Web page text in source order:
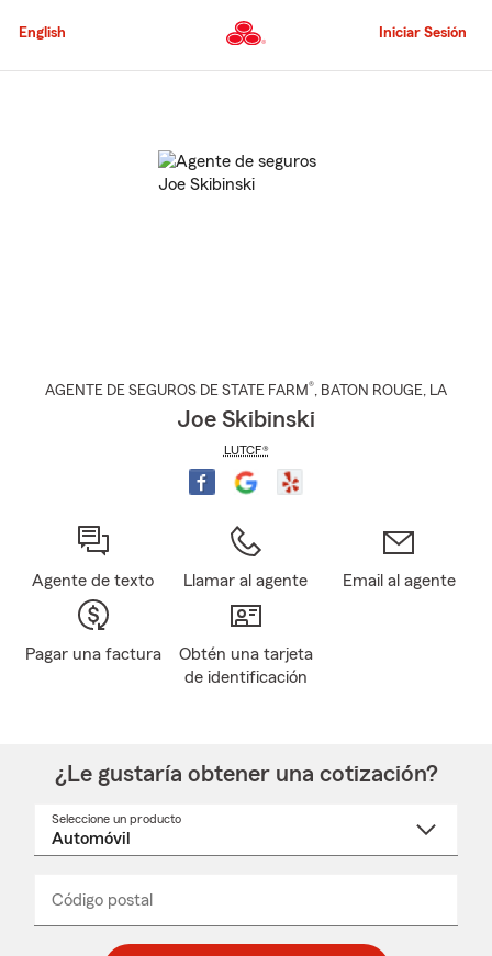
al
principal
English Iniciar Sesión
AGENTE DE SEGUROS DE STATE FARM®, BATON ROUGE, LA
Joe Skibinski
LUTCF®
Agente de texto Llamar al agente Email al agente
Pagar una factura
Obtén una tarjeta
de identificación
¿Le gustaría obtener una cotización?
Seleccione un producto
desplegable
Código postal
_____